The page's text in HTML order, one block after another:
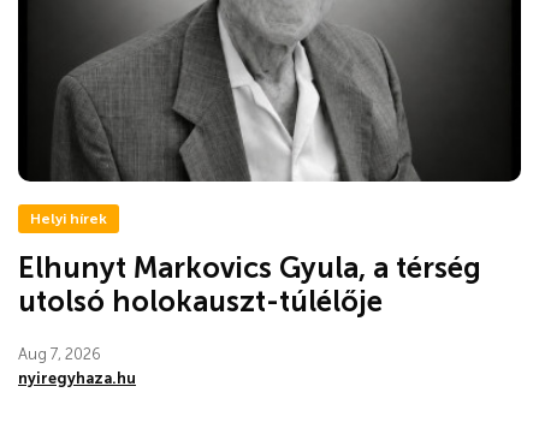
Helyi hírek
Elhunyt Markovics Gyula, a térség
utolsó holokauszt-túlélője
Aug 7, 2026
nyiregyhaza.hu